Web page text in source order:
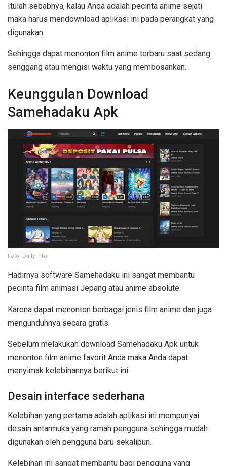
Itulah sebabnya, kalau Anda adalah pecinta anime sejati
maka harus mendownload aplikasi ini pada perangkat yang
digunakan.
Sehingga dapat menonton film anime terbaru saat sedang
senggang atau mengisi waktu yang membosankan.
Keunggulan Download
Samehadaku Apk
Foto: Daily Info
Hadirnya software Samehadaku ini sangat membantu
pecinta film animasi Jepang atau anime absolute.
Karena dapat menonton berbagai jenis film anime dan juga
mengunduhnya secara gratis.
Sebelum melakukan download Samehadaku Apk untuk
menonton film anime favorit Anda maka Anda dapat
menyimak kelebihannya berikut ini:
Desain interface sederhana
Kelebihan yang pertama adalah aplikasi ini mempunyai
desain antarmuka yang ramah pengguna sehingga mudah
digunakan oleh pengguna baru sekalipun.
Kelebihan ini sangat membantu bagi pengguna yang